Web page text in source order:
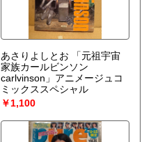
あさりよしとお 「元祖宇宙
家族カールビンソン
carlvinson」アニメージュコ
ミックススペシャル
￥1,100